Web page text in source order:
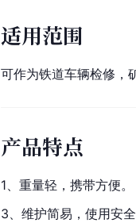
适用范围
可作为铁道车辆检修，
产品特点
1、重量轻，携带方便。
3、维护简易，使用安